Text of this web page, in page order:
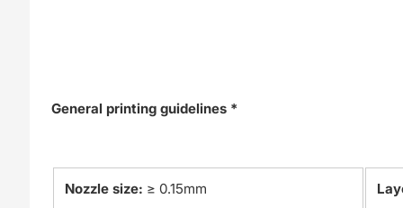
General printing guidelines *
Nozzle size: ≥ 0.15mm